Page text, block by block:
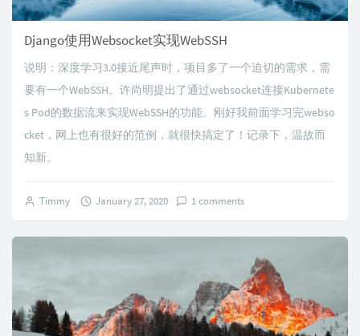
Django使用Websocket实现WebSSH
说明：深度学习3.0接近尾声时，项目多了一个迫切的需求，需
要有一个WebSSH。许尚明提出了通过websocket连接Kubernete
s Pod的数据流来实现WebSSH的功能。刚好我前面学习完webso
cket，网上也有很好的范例，就很快搞定了！记录下，温故而
知新。
Timmy January 27, 2020 1 comments